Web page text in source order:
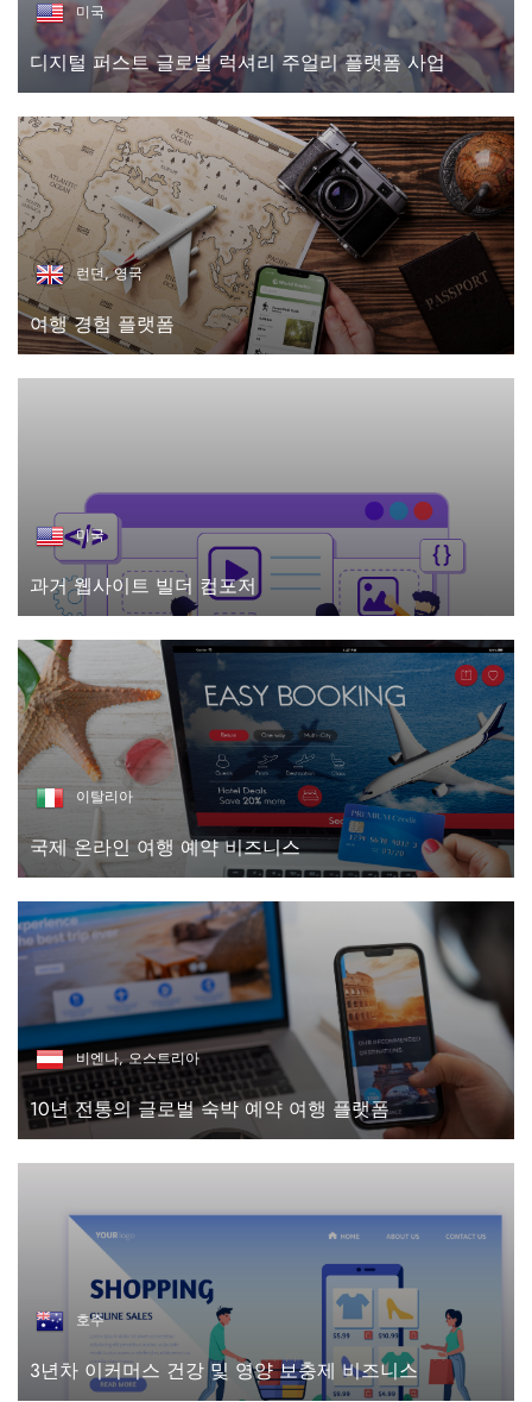
미국
디지털 퍼스트 글로벌 럭셔리 주얼리 플랫폼 사업
런던, 영국
여행 경험 플랫폼
미국
과거 웹사이트 빌더 컴포저
이탈리아
국제 온라인 여행 예약 비즈니스
비엔나, 오스트리아
10년 전통의 글로벌 숙박 예약 여행 플랫폼
호주
3년차 이커머스 건강 및 영양 보충제 비즈니스